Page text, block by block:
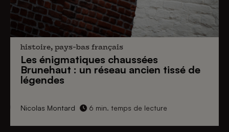
histoire, pays-bas français
Les énigmatiques chaussées
Brunehaut : un réseau ancien tissé de
légendes
Nicolas Montard 6 min. temps de lecture